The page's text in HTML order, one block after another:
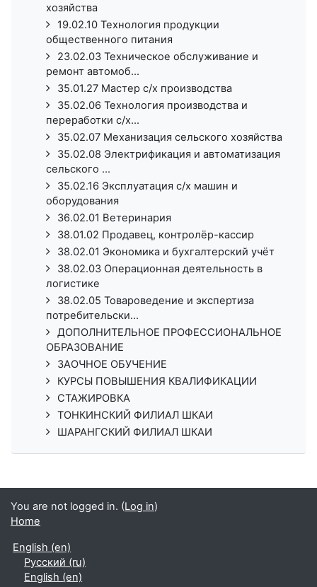
хозяйства
19.02.10 Технология продукции
общественного питания
23.02.03 Техническое обслуживание и
ремонт автомоб...
35.01.27 Мастер с/х производства
35.02.06 Технология производства и
переработки с/х...
35.02.07 Механизация сельского хозяйства
35.02.08 Электрификация и автоматизация
сельского ...
35.02.16 Эксплуатация с/х машин и
оборудования
36.02.01 Ветеринария
38.01.02 Продавец, контролёр-кассир
38.02.01 Экономика и бухгалтерский учёт
38.02.03 Операционная деятельность в
логистике
38.02.05 Товароведение и экспертиза
потребительски...
ДОПОЛНИТЕЛЬНОЕ ПРОФЕССИОНАЛЬНОЕ
ОБРАЗОВАНИЕ
ЗАОЧНОЕ ОБУЧЕНИЕ
КУРСЫ ПОВЫШЕНИЯ КВАЛИФИКАЦИИ
СТАЖИРОВКА
ТОНКИНСКИЙ ФИЛИАЛ ШКАИ
ШАРАНГСКИЙ ФИЛИАЛ ШКАИ
You are not logged in. (Log in)
Home
English ‎(en)‎
Русский ‎(ru)‎
English ‎(en)‎